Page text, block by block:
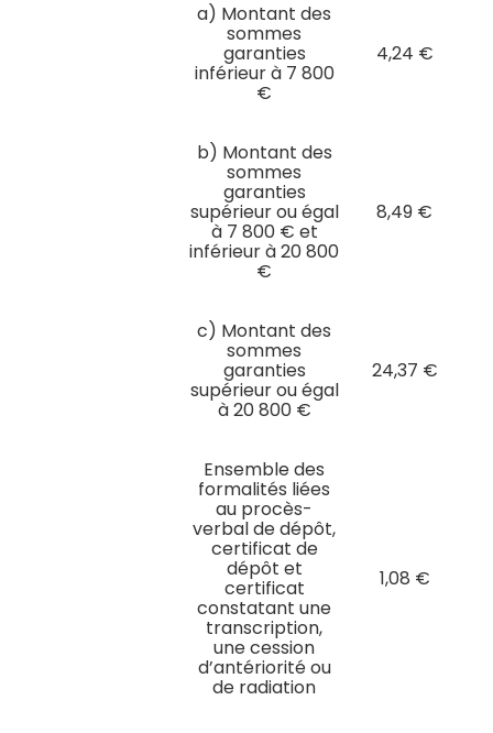
a) Montant des
sommes
garanties
inférieur à 7 800
€
4,24 €
b) Montant des
sommes
garanties
supérieur ou égal
à 7 800 € et
inférieur à 20 800
€
8,49 €
c) Montant des
sommes
garanties
supérieur ou égal
à 20 800 €
24,37 €
Ensemble des
formalités liées
au procès-
verbal de dépôt,
certificat de
dépôt et
certificat
constatant une
transcription,
une cession
d’antériorité ou
de radiation
1,08 €